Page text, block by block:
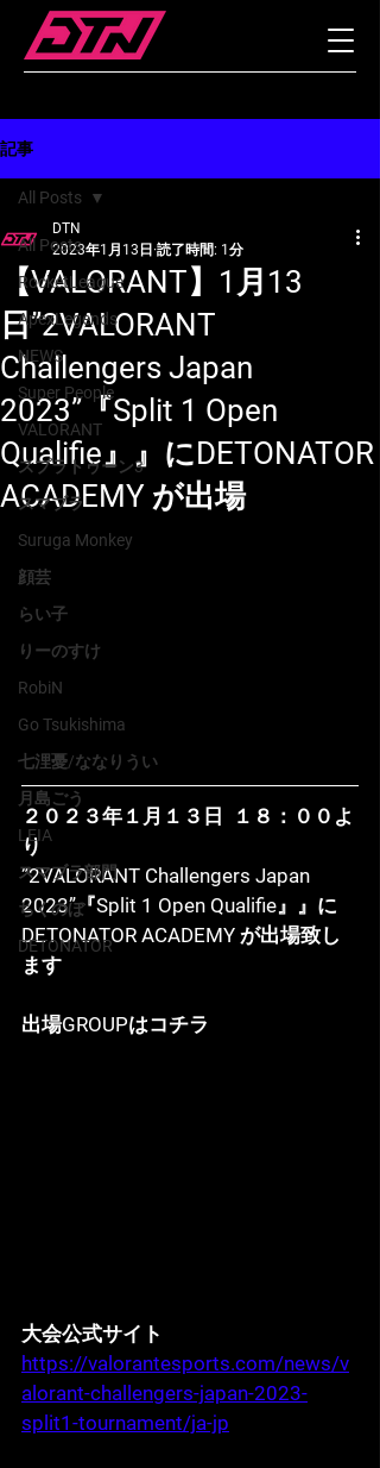
記事
All Posts
RocketLeague
ApexLegends
NEWS
Super People
VALORANT
スプラトゥーン3
スマブラ
Suruga Monkey
顔芸
らい子
りーのすけ
RobiN
Go Tsukishima
七浬憂/ななりうい
月島ごう
LEIA
スマブラ部門
ちくのぼ
DETONATOR
All Posts
【VALORANT】1月13
日”2VALORANT
Challengers Japan
2023”『Split 1 Open
Qualifie』』にDETONATOR
ACADEMY が出場
DTN
2023年1月13日 読了時間: 1分
２０２３年１月１３日  １８：００よ
り
”2VALORANT Challengers Japan
2023”『Split 1 Open Qualifie』』に
DETONATOR ACADEMY が出場致し
ます
出場GROUPはコチラ
大会公式サイト
https://valorantesports.com/news/v
alorant-challengers-japan-2023-
split1-tournament/ja-jp